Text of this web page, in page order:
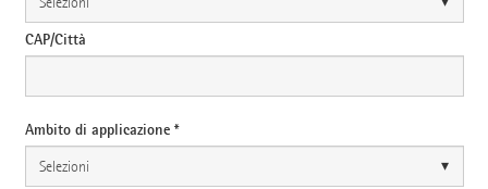
CAP/Città
Ambito di applicazione *